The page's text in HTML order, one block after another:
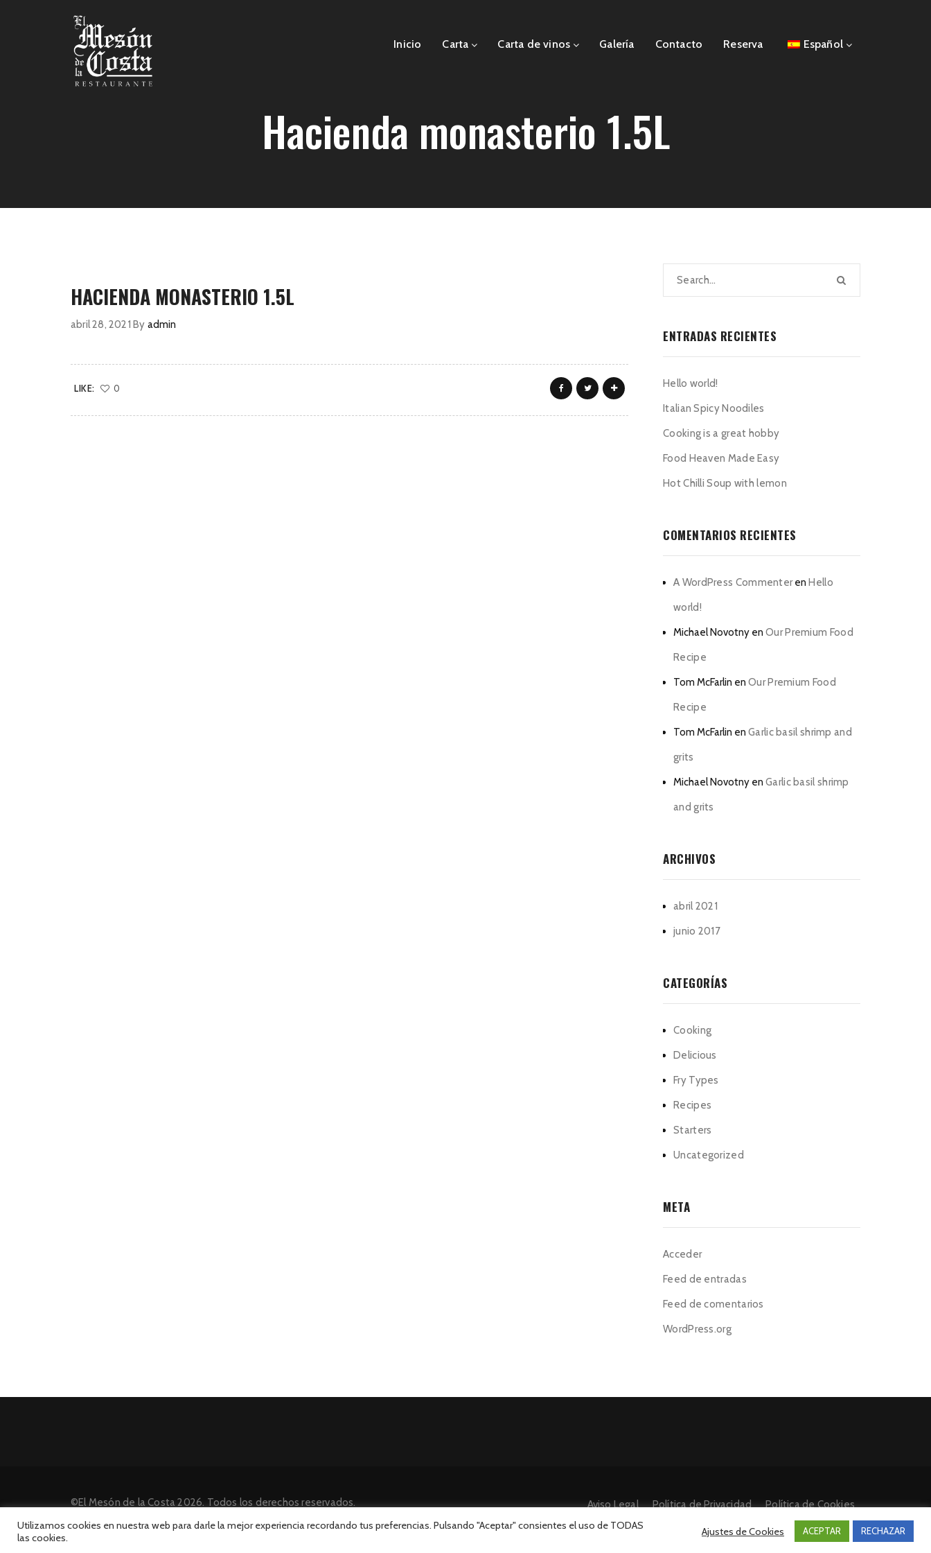
Inicio Carta Carta de vinos Galería Contacto Reserva Español
Hacienda monasterio 1.5L
HACIENDA MONASTERIO 1.5L
abril 28, 2021 By admin
LIKE: 0
ENTRADAS RECIENTES
Hello world!
Italian Spicy Noodiles
Cooking is a great hobby
Food Heaven Made Easy
Hot Chilli Soup with lemon
COMENTARIOS RECIENTES
A WordPress CommenterenHello
world!
Michael Novotny en Our Premium Food
Recipe
Tom McFarlin en Our Premium Food
Recipe
Tom McFarlin en Garlic basil shrimp and
grits
Michael Novotny en Garlic basil shrimp
and grits
ARCHIVOS
abril 2021
junio 2017
CATEGORÍAS
Cooking
Delicious
Fry Types
Recipes
Starters
Uncategorized
META
Acceder
Feed de entradas
Feed de comentarios
WordPress.org
©El Mesón de la Costa 2026. Todos los derechos reservados.
Desarrollado por INFORmedia
Aviso Legal Política de Privacidad
Política de Cookies
Utilizamos cookies en nuestra web para darle la mejor experiencia recordando tus preferencias. Pulsando "Aceptar" consientes el uso de TODAS
las cookies.
Ajustes de Cookies ACEPTAR RECHAZAR